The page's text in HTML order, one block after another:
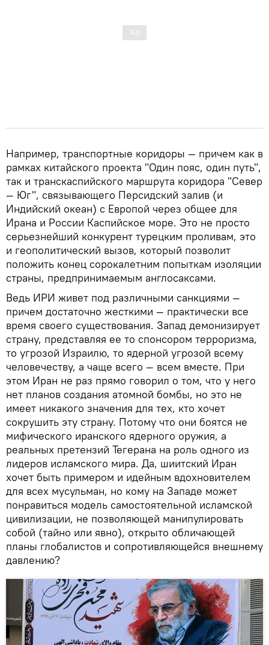
Например, транспортные коридоры — причем как в
рамках китайского проекта "Один пояс, один путь",
так и транскаспийского маршрута коридора "Север
— Юг", связывающего Персидский залив (и
Индийский океан) с Европой через общее для
Ирана и России Каспийское море. Это не просто
серьезнейший конкурент турецким проливам, это
и геополитический вызов, который позволит
положить конец сорокалетним попыткам изоляции
страны, предпринимаемым англосаксами.
Ведь ИРИ живет под различными санкциями —
причем достаточно жесткими — практически все
время своего существования. Запад демонизирует
страну, представляя ее то спонсором терроризма,
то угрозой Израилю, то ядерной угрозой всему
человечеству, а чаще всего — всем вместе. При
этом Иран не раз прямо говорил о том, что у него
нет планов создания атомной бомбы, но это не
имеет никакого значения для тех, кто хочет
сокрушить эту страну. Потому что они боятся не
мифического иранского ядерного оружия, а
реальных претензий Тегерана на роль одного из
лидеров исламского мира. Да, шиитский Иран
хочет быть примером и идейным вдохновителем
для всех мусульман, но кому на Западе может
понравиться модель самостоятельной исламской
цивилизации, не позволяющей манипулировать
собой (тайно или явно), открыто обличающей
планы глобалистов и сопротивляющейся внешнему
давлению?